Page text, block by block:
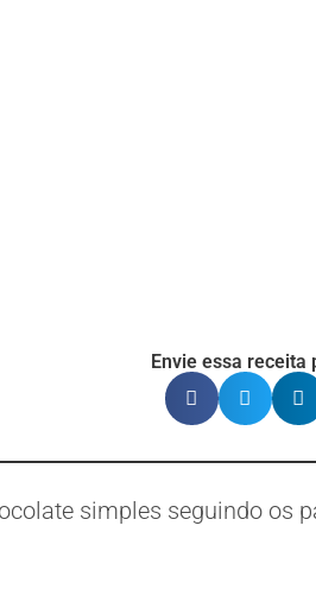
Envie essa receita
simples seguindo os